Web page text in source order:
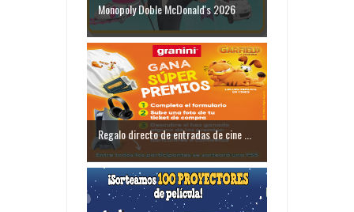
Monopoly Doble McDonald's 2026
Regalo directo de entradas de cine ...